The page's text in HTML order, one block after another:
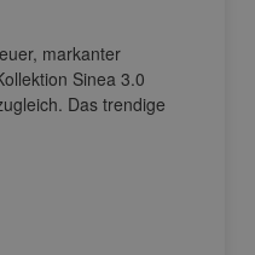
markanter
Sinea 3.0
Das trendige